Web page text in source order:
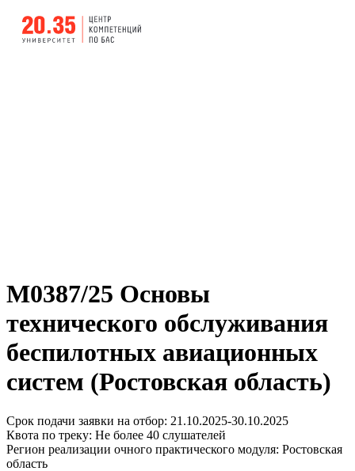
М0387/25 Основы
технического обслуживания
беспилотных авиационных
систем (Ростовская область)
Срок подачи заявки на отбор: 21.10.2025-30.10.2025
Квота по треку: Не более 40 слушателей
Регион реализации очного практического модуля: Ростовская
область